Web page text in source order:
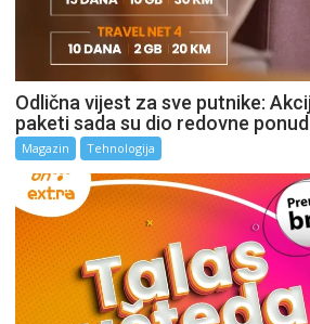
Odlična vijest za sve putnike:
paketi sada su dio redovne
Magazin Tehnologija